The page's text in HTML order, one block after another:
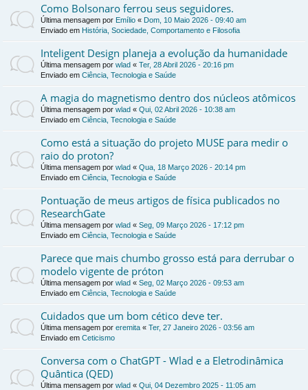
Como Bolsonaro ferrou seus seguidores.
Última mensagem por Emílio « Dom, 10 Maio 2026 - 09:40 am
Enviado em História, Sociedade, Comportamento e Filosofia
Inteligent Design planeja a evolução da humanidade
Última mensagem por wlad « Ter, 28 Abril 2026 - 20:16 pm
Enviado em Ciência, Tecnologia e Saúde
A magia do magnetismo dentro dos núcleos atômicos
Última mensagem por wlad « Qui, 02 Abril 2026 - 10:38 am
Enviado em Ciência, Tecnologia e Saúde
Como está a situação do projeto MUSE para medir o
raio do proton?
Última mensagem por wlad « Qua, 18 Março 2026 - 20:14 pm
Enviado em Ciência, Tecnologia e Saúde
Pontuação de meus artigos de física publicados no
ResearchGate
Última mensagem por wlad « Seg, 09 Março 2026 - 17:12 pm
Enviado em Ciência, Tecnologia e Saúde
Parece que mais chumbo grosso está para derrubar o
modelo vigente de próton
Última mensagem por wlad « Seg, 02 Março 2026 - 09:53 am
Enviado em Ciência, Tecnologia e Saúde
Cuidados que um bom cético deve ter.
Última mensagem por eremita « Ter, 27 Janeiro 2026 - 03:56 am
Enviado em Ceticismo
Conversa com o ChatGPT - Wlad e a Eletrodinâmica
Quântica (QED)
Última mensagem por wlad « Qui, 04 Dezembro 2025 - 11:05 am